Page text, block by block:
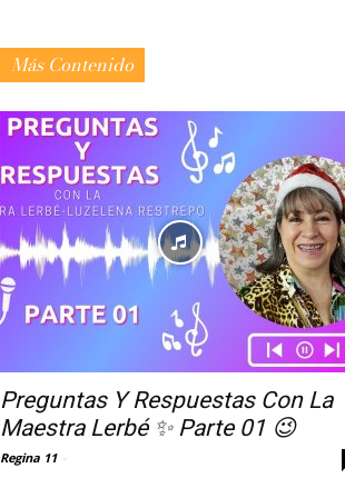
Más Contenido
Preguntas Y Respuestas Con La
Maestra Lerbé ✨ Parte 01 😉
Regina 11